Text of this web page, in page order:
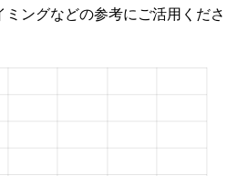
ングなどの参考にご活用くださ